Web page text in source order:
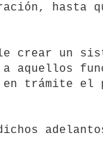
hasta
aquellos
trámite el